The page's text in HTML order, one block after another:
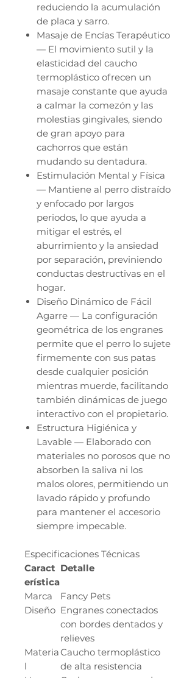
reduciendo la acumulación
de placa y sarro.
Masaje de Encías Terapéutico
— El movimiento sutil y la
elasticidad del caucho
termoplástico ofrecen un
masaje constante que ayuda
a calmar la comezón y las
molestias gingivales, siendo
de gran apoyo para
cachorros que están
mudando su dentadura.
Estimulación Mental y Física
— Mantiene al perro distraído
y enfocado por largos
periodos, lo que ayuda a
mitigar el estrés, el
aburrimiento y la ansiedad
por separación, previniendo
conductas destructivas en el
hogar.
Diseño Dinámico de Fácil
Agarre — La configuración
geométrica de los engranes
permite que el perro lo sujete
firmemente con sus patas
desde cualquier posición
mientras muerde, facilitando
también dinámicas de juego
interactivo con el propietario.
Estructura Higiénica y
Lavable — Elaborado con
materiales no porosos que no
absorben la saliva ni los
malos olores, permitiendo un
lavado rápido y profundo
para mantener el accesorio
siempre impecable.
Especificaciones Técnicas
Caract
erística
Detalle
Marca
Fancy Pets
Diseño Engranes conectados
con bordes dentados y
relieves
Materia
l
Caucho termoplástico
de alta resistencia